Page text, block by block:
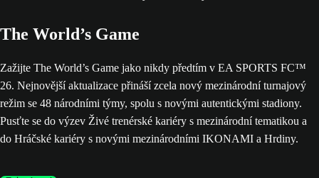
The World’s Game
Zažijte The World’s Game jako nikdy předtím v EA SPORTS FC™
26. Nejnovější aktualizace přináší zcela nový mezinárodní turnajový
režim se 48 národními týmy, spolu s novými autentickými stadiony.
Pusťte se do výzev Živé trenérské kariéry s mezinárodní tematikou a
do Hráčské kariéry s novými mezinárodními IKONAMI a Hrdiny.